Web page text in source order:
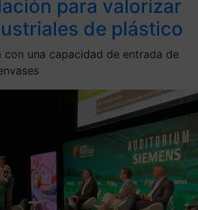
para valorizar
de plástico
con una capacidad de entrada de